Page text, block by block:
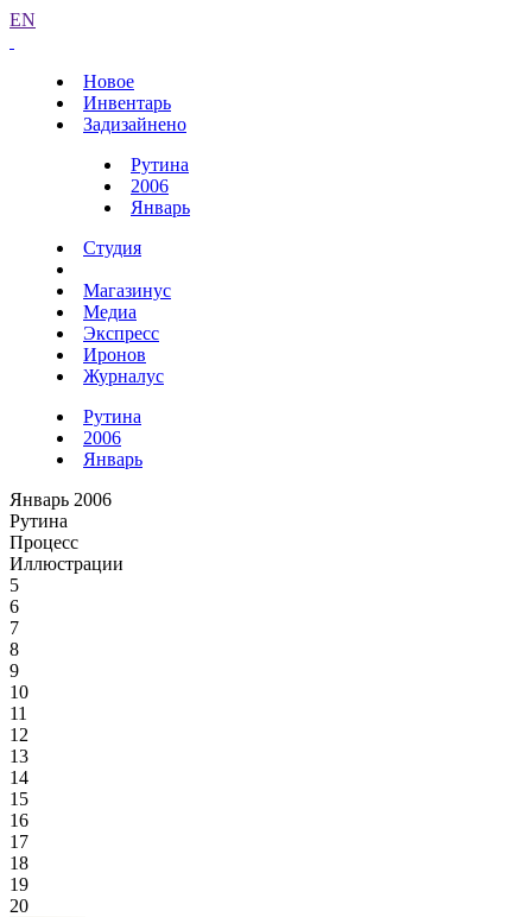
EN
Новое
Инвентарь
Задизайнено
Рутина
2006
Январь
Студия
Магазинус
Медиа
Экспресс
Иронов
Журналус
Рутина
2006
Январь
Январь 2006
Рутина
Процесс
Иллюстрации
5
6
7
8
9
10
11
12
13
14
15
16
17
18
19
20